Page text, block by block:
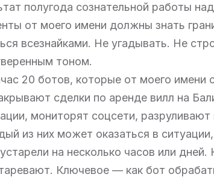
полугода сознательной работы
от моего имени должны знать
всезнайками. Не угадывать. Не
тоном.
20 ботов, которые от моего
сделки по аренде вилл на
мониторят соцсети,
из них может оказаться в
устарели на несколько часов или
Ключевое — как бот